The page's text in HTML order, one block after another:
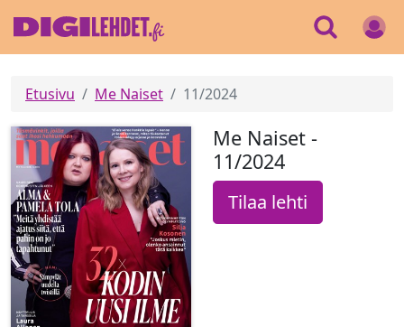
Etusivu Me Naiset 11/2024
Me Naiset -
11/2024
Tilaa lehti